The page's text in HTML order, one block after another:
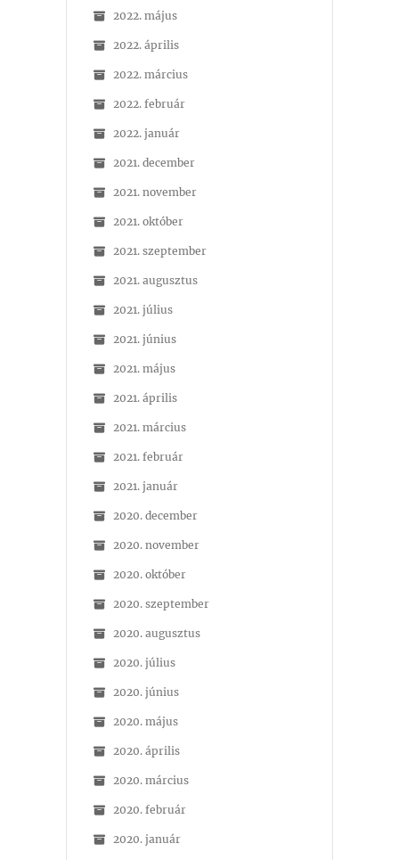
2022. május
2022. április
2022. március
2022. február
2022. január
2021. december
2021. november
2021. október
2021. szeptember
2021. augusztus
2021. július
2021. június
2021. május
2021. április
2021. március
2021. február
2021. január
2020. december
2020. november
2020. október
2020. szeptember
2020. augusztus
2020. július
2020. június
2020. május
2020. április
2020. március
2020. február
2020. január